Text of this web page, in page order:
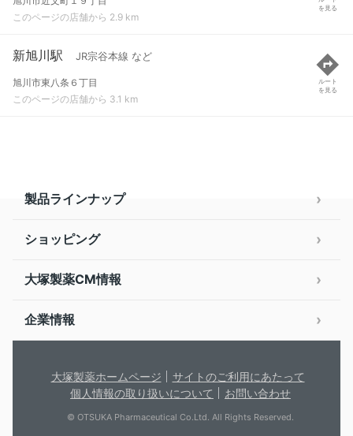
このページの店舗から 2.9 km
を見る
新旭川駅 JR宗谷本線 など
旭川市東八条６丁目
このページの店舗から 3.1 km
ルート
を見る
製品ラインナップ
ショッピング
大塚製薬CM情報
企業情報
大塚製薬ホームページ
サイトのご利用にあたって
個人情報の取り扱いについて
お問い合わせ
© OTSUKA Pharmaceutical Co.Ltd. All Rights Reserved.